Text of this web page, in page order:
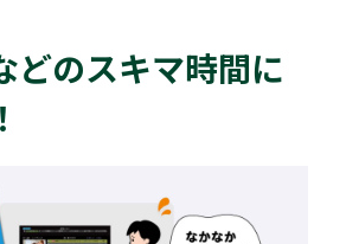
のスキマ時間に